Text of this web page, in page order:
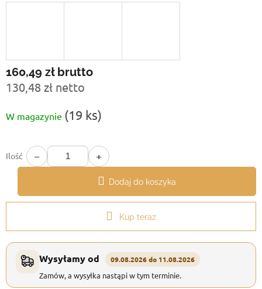
160,49 zł brutto
130,48 zł netto
jednostkowa:
W magazynie (19 ks)
Ilość − +
Dodaj do koszyka
Kup teraz
Wysyłamy od 09.08.2026 do 11.08.2026
Zamów, a wysyłka nastąpi w tym terminie.